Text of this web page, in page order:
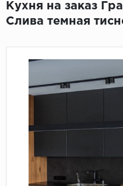
Декоры столешниц
Декоры обоев под мебель
Кухня на заказ
Слива темная